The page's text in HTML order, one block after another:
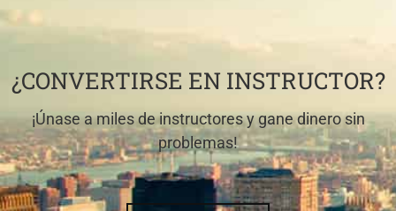
¿CONVERTIRSE EN INSTRUCTOR?
¡Únase a miles de instructores y gane dinero sin
problemas!